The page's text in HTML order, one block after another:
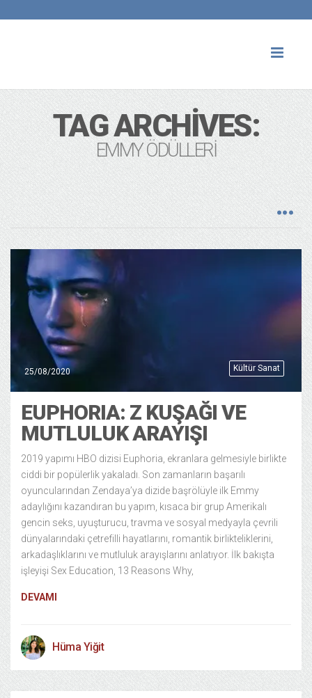
TAG ARCHIVES:
EMMY ÖDÜLLERI
Kültür Sanat
25/08/2020
EUPHORIA: Z KUŞAĞI VE
MUTLULUK ARAYIŞI
2019 yapımı HBO dizisi Euphoria, ekranlara gelmesiyle birlikte
ciddi bir popülerlik yakaladı. Son zamanların başarılı
oyuncularından Zendaya’ya dizide başrölüyle ilk Emmy
adaylığını kazandıran bu yapım, kısaca bir grup Amerikalı
gencin seks, uyuşturucu, travma ve sosyal medyayla çevrili
dünyalarındaki çetrefilli hayatlarını, romantik birlikteliklerini,
arkadaşlıklarını ve mutluluk arayışlarını anlatıyor. İlk bakışta
işleyişi Sex Education, 13 Reasons Why,
DEVAMI
Hüma Yiğit